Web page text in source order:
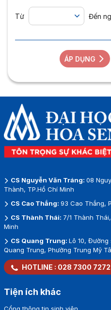
Từ Đến
ÁP DỤNG
CS Nguyễn Văn Tráng: 08
Thành, TP.Hồ Chí Minh
CS Cao Thắng: 93 Cao Thắng,
CS Thành Thái: 7/1 Thành
Minh
CS Quang Trung: Lô 10, Đường
Quang Trung, Phường Trung Mỹ
HOTLINE : 028 7300 7272
Tiện ích khác
Cổng thông tin sinh viên